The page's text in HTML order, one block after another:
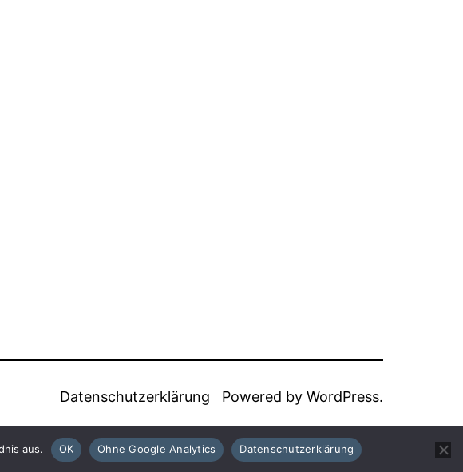
Datenschutzerklärung Powered by WordPress.
aus. OK Ohne Google Analytics Datenschutzerklärung